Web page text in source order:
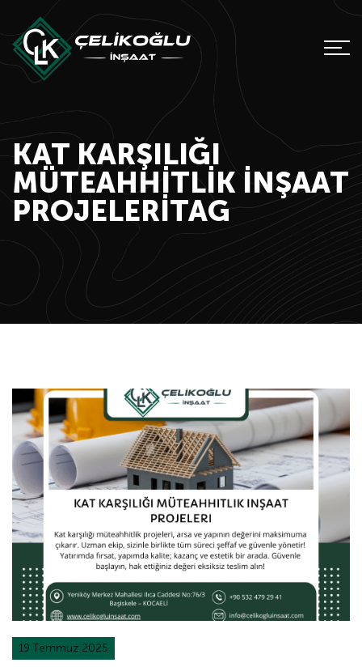
KAT KARŞILIĞI
MÜTEAHHITLIK İNŞAAT
PROJELERITAG
19 Temmuz 2025